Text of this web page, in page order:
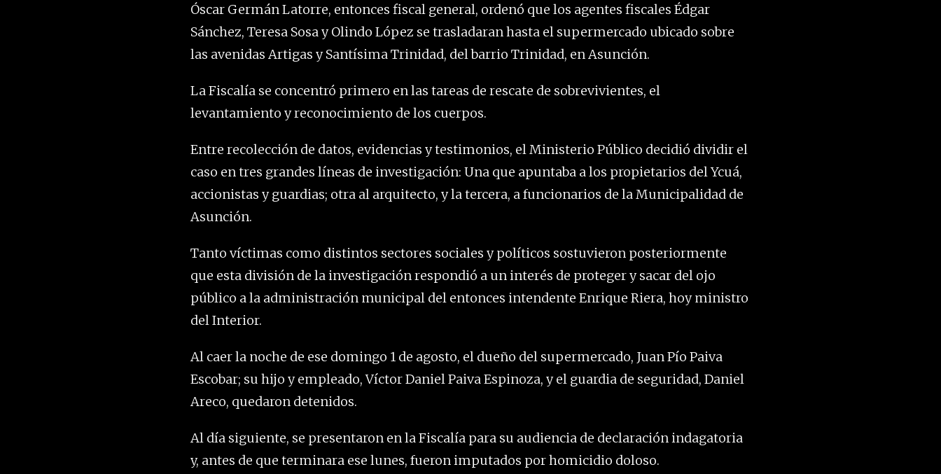
Óscar Germán Latorre, entonces fiscal general, ordenó que los agentes fiscales Édgar
Sánchez, Teresa Sosa y Olindo López se trasladaran hasta el supermercado ubicado sobre
las avenidas Artigas y Santísima Trinidad, del barrio Trinidad, en Asunción.
La Fiscalía se concentró primero en las tareas de rescate de sobrevivientes, el
levantamiento y reconocimiento de los cuerpos.
Entre recolección de datos, evidencias y testimonios, el Ministerio Público decidió dividir el
caso en tres grandes líneas de investigación: Una que apuntaba a los propietarios del Ycuá,
accionistas y guardias; otra al arquitecto, y la tercera, a funcionarios de la Municipalidad de
Asunción.
Tanto víctimas como distintos sectores sociales y políticos sostuvieron posteriormente
que esta división de la investigación respondió a un interés de proteger y sacar del ojo
público a la administración municipal del entonces intendente Enrique Riera, hoy ministro
del Interior.
Al caer la noche de ese domingo 1 de agosto, el dueño del supermercado, Juan Pío Paiva
Escobar; su hijo y empleado, Víctor Daniel Paiva Espinoza, y el guardia de seguridad, Daniel
Areco, quedaron detenidos.
Al día siguiente, se presentaron en la Fiscalía para su audiencia de declaración indagatoria
y, antes de que terminara ese lunes, fueron imputados por homicidio doloso.